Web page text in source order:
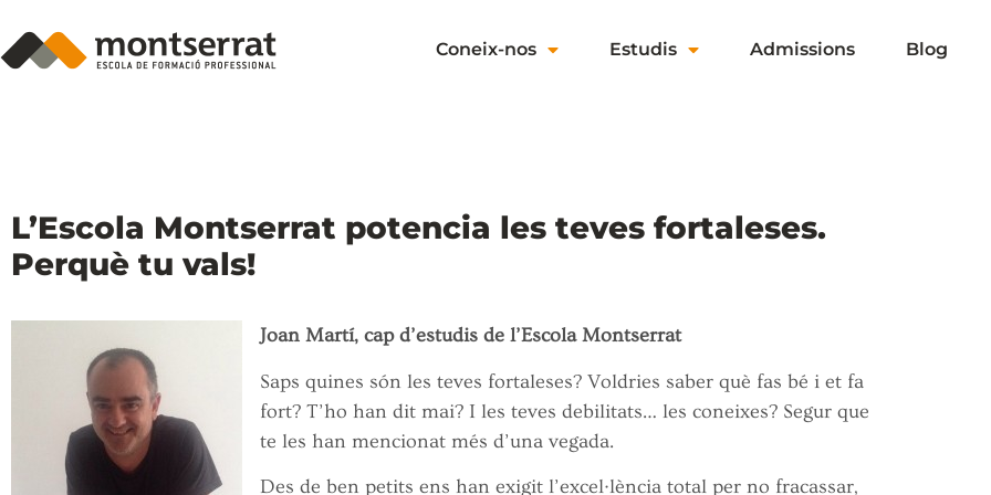
Coneix-nos Estudis Admissions Blog
L’Escola Montserrat potencia les teves fortaleses.
Perquè tu vals!
Joan Martí, cap d’estudis de l’Escola Montserrat
Saps quines són les teves fortaleses? Voldries saber què fas bé i et fa
fort? T’ho han dit mai? I les teves debilitats… les coneixes? Segur que
te les han mencionat més d’una vegada.
Des de ben petits ens han exigit l’excel·lència total per no fracassar,